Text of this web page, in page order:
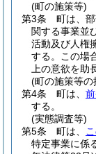
(町の施策等)
第3条
町は、
関する事業並
活動及び人権
する。
この場
上の意欲を助
(町の施策等の
第4条
町は、
する。
(実態調査等)
第5条
町は、
特定事業に係